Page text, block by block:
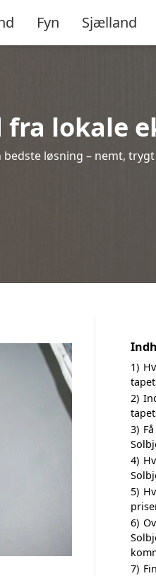
Fyn Sjælland
fra lokale
løsning – nemt,
1)
2)
3)
4)
5)
6)
7)